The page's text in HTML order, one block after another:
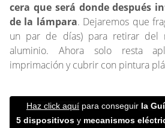
cera que será donde después
de la lámpara. Dejaremos que
un par de días) para retirar del
aluminio. Ahora solo resta
imprimación y cubrir con pintura
Haz click aquí para conseguir la G
5 dispositivos y mecanismos